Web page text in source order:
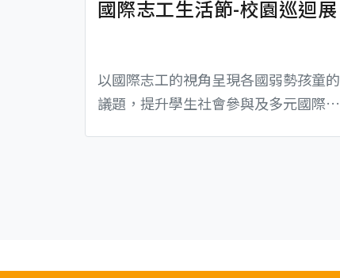
國際志工生活節-校園巡迴展
以國際志工的視角呈現各國弱勢孩童的
議題，提升學生社會參與及多元國際參